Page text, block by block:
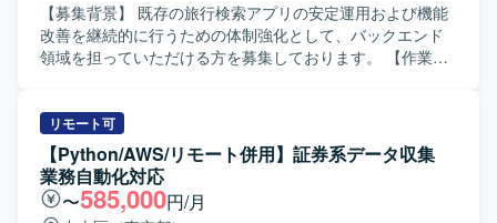
【募集背景】 既存の旅行検索アプリの安定運用および機能
改善を継続的に行うための体制強化として、バックエンド
領域を担っていただける方を募集しております。 【作業内
加し、要件や仕様の確認を行いながら、AWS Lambdaや
Pythonを用いて機能追加や修正を実施していただきます。
また、仕様調整の打ち合わせに参加し、要件を踏まえた設
計や実装方針の検討にも関わっていただきます。 【求める
人物像】 クライアントとのコミュニケーションを取りなが
リモート可
【Python/AWS/リモート併用】証券系データ収集
業務自動化対応
〜585,000円/月